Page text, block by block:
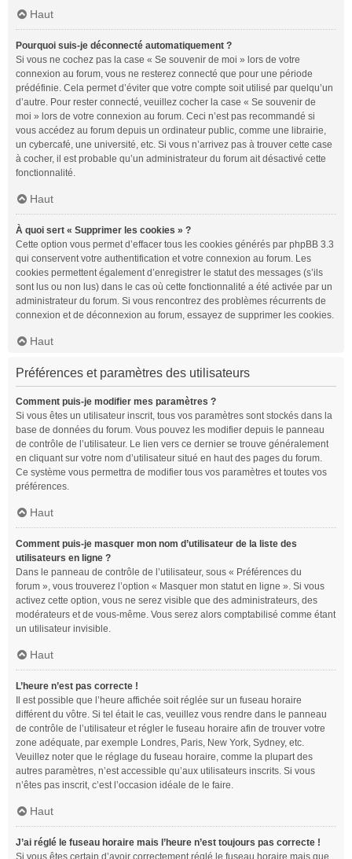
Haut
Pourquoi suis-je déconnecté automatiquement ?
Si vous ne cochez pas la case « Se souvenir de moi » lors de votre
connexion au forum, vous ne resterez connecté que pour une période
prédéfinie. Cela permet d’éviter que votre compte soit utilisé par quelqu’un
d’autre. Pour rester connecté, veuillez cocher la case « Se souvenir de
moi » lors de votre connexion au forum. Ceci n’est pas recommandé si
vous accédez au forum depuis un ordinateur public, comme une librairie,
un cybercafé, une université, etc. Si vous n’arrivez pas à trouver cette case
à cocher, il est probable qu’un administrateur du forum ait désactivé cette
fonctionnalité.
Haut
À quoi sert « Supprimer les cookies » ?
Cette option vous permet d’effacer tous les cookies générés par phpBB 3.3
qui conservent votre authentification et votre connexion au forum. Les
cookies permettent également d’enregistrer le statut des messages (s’ils
sont lus ou non lus) dans le cas où cette fonctionnalité a été activée par un
administrateur du forum. Si vous rencontrez des problèmes récurrents de
connexion et de déconnexion au forum, essayez de supprimer les cookies.
Haut
Préférences et paramètres des utilisateurs
Comment puis-je modifier mes paramètres ?
Si vous êtes un utilisateur inscrit, tous vos paramètres sont stockés dans la
base de données du forum. Vous pouvez les modifier depuis le panneau
de contrôle de l’utilisateur. Le lien vers ce dernier se trouve généralement
en cliquant sur votre nom d’utilisateur situé en haut des pages du forum.
Ce système vous permettra de modifier tous vos paramètres et toutes vos
préférences.
Haut
Comment puis-je masquer mon nom d’utilisateur de la liste des
utilisateurs en ligne ?
Dans le panneau de contrôle de l’utilisateur, sous « Préférences du
forum », vous trouverez l’option « Masquer mon statut en ligne ». Si vous
activez cette option, vous ne serez visible que des administrateurs, des
modérateurs et de vous-même. Vous serez alors comptabilisé comme étant
un utilisateur invisible.
Haut
L’heure n’est pas correcte !
Il est possible que l’heure affichée soit réglée sur un fuseau horaire
différent du vôtre. Si tel était le cas, veuillez vous rendre dans le panneau
de contrôle de l’utilisateur et régler le fuseau horaire afin de trouver votre
zone adéquate, par exemple Londres, Paris, New York, Sydney, etc.
Veuillez noter que le réglage du fuseau horaire, comme la plupart des
autres paramètres, n’est accessible qu’aux utilisateurs inscrits. Si vous
n’êtes pas inscrit, c’est l’occasion idéale de le faire.
Haut
J’ai réglé le fuseau horaire mais l’heure n’est toujours pas correcte !
Si vous êtes certain d’avoir correctement réglé le fuseau horaire mais que